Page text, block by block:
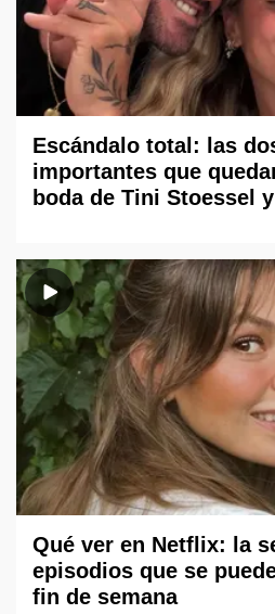
Escándalo total: las
importantes que
boda de Tini Stoessel
Qué ver en Netflix: la
episodios que se
fin de semana